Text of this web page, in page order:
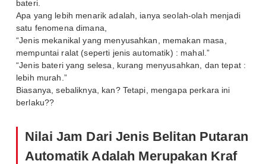
bateri.
Apa yang lebih menarik adalah, ianya seolah-olah menjadi
satu fenomena dimana,
“Jenis mekanikal yang menyusahkan, memakan masa,
mempuntai ralat (seperti jenis automatik) : mahal.”
“Jenis bateri yang selesa, kurang menyusahkan, dan tepat :
lebih murah.”
Biasanya, sebaliknya, kan? Tetapi, mengapa perkara ini
berlaku??
Nilai Jam Dari Jenis Belitan Putaran
Automatik Adalah Merupakan Kraf